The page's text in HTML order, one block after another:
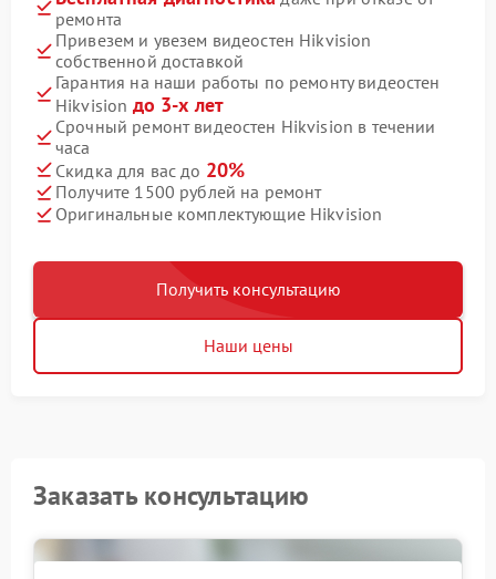
ремонта
Привезем и увезем видеостен Hikvision
собственной доставкой
Гарантия на наши работы по ремонту видеостен
Hikvision до 3-х лет
Срочный ремонт видеостен Hikvision в течении
часа
Скидка для вас до 20%
Получите 1500 рублей на ремонт
Оригинальные комплектующие Hikvision
Получить консультацию
Наши цены
Заказать консультацию